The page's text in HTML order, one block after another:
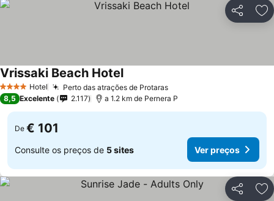
Partilhar
4 EstrelasHotel Perto das atrações de Protaras
Vrissaki Beach Hotel
8,5 Excelente 2.117 a 1.2 km de Pernera P
De € 101
Consulte os preços de 5 sites Ver preços
Partilhar